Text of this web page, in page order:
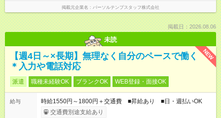
掲載元企業名 パーソルテンプスタッフ株式会社
掲載日：2026.08.06
未読
NEW
【週4日～×長期】無理なく自分のペースで働く
＊入力や電話対応
派遣 職種未経験OK ブランクOK WEB登録・面接OK
給与
時給1550円～1800円＋交通費 ■昇給あり ■日・週払いOK
交通費別途支給あり